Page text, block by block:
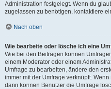
Administration festgelegt. Wenn du
zugelassen zu benötigen, kontaktiere
Nach oben
Wie bearbeite oder lösche ich eine
Wie bei den Beiträgen können
einem Moderator oder einem
Umfrage zu bearbeiten, ändere den
immer mit der Umfrage verknüpft.
dann können Benutzer die Umfrage